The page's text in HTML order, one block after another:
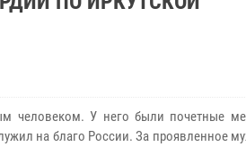
человеком. У него были почетные
на благо России. За проявленное